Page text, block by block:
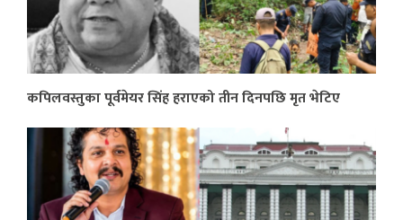
कपिलवस्तुका पूर्वमेयर सिंह हराएको तीन दिनपछि मृत भेटिए